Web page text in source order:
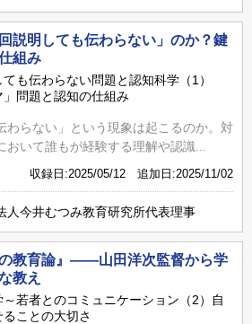
説明しても伝わらない」のか？鍵
組み
も伝わらない問題と認知科学（1）
」問題と認知の仕組み
わらない」という現象は起こるのか。対
おいて誰もが経験する理解や認識...
収録日:2025/05/12 追加日:2025/11/02
人今井むつみ教育研究所代表理事
の教育論』――山田洋次監督から学
教え
若者とのコミュニケーション（2）自
ことの大切さ